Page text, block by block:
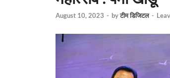
August 10, 2023 - byटीम डिजिटल -